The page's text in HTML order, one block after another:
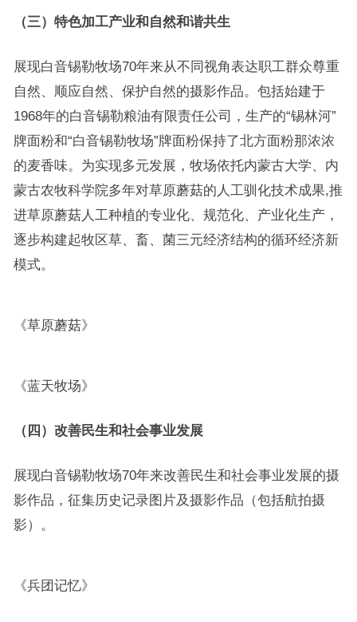
（三）特色加工产业和自然和谐共生
展现白音锡勒牧场70年来从不同视角表达职工群众尊重
自然、顺应自然、保护自然的摄影作品。包括始建于
1968年的白音锡勒粮油有限责任公司，生产的“锡林河”
牌面粉和“白音锡勒牧场”牌面粉保持了北方面粉那浓浓
的麦香味。为实现多元发展，牧场依托内蒙古大学、内
蒙古农牧科学院多年对草原蘑菇的人工驯化技术成果,推
进草原蘑菇人工种植的专业化、规范化、产业化生产，
逐步构建起牧区草、畜、菌三元经济结构的循环经济新
模式。
《草原蘑菇》
《蓝天牧场》
（四）改善民生和社会事业发展
展现白音锡勒牧场70年来改善民生和社会事业发展的摄
影作品，征集历史记录图片及摄影作品（包括航拍摄
影）。
《兵团记忆》